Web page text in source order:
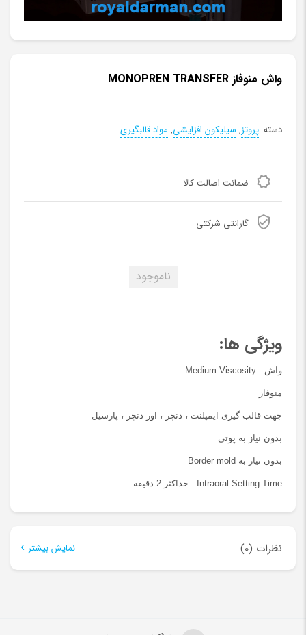
واش منوفاز MONOPREN TRANSFER
دسته: پروتز, سیلیکون افزایشی, مواد قالبگیری
ضمانت اصالت کالا
گارانتی شرکتی
ناموجود
ویژگی ها:
واش : Medium Viscosity
منوفاز
جهت قالب گیری ایمپلنت ، دنچر ، اور دنچر ، پارسیل
بدون نیاز به پوتی
بدون نیاز به Border mold
Intraoral Setting Time : حداکثر 2 دقیقه
نظرات (0) نمایش بیشتر